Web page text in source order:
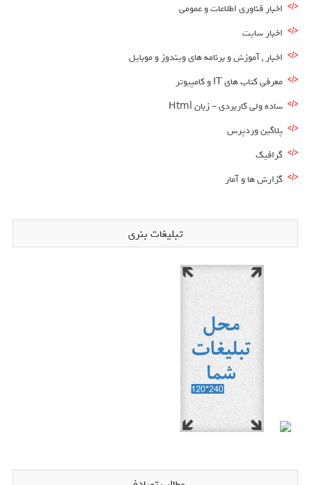
اخبار فناوری اطلاعات و عمومی
اخبار سایت
اخبار , آموزش و برنامه های ویندوز و موبایل
معرفی کتاب های IT و کامپیوتر
ساده ولی کاربردی – زبان Html
پلاگین وردپرس
گرافیک
گزارش ها و آمار
تبلیغات بنری